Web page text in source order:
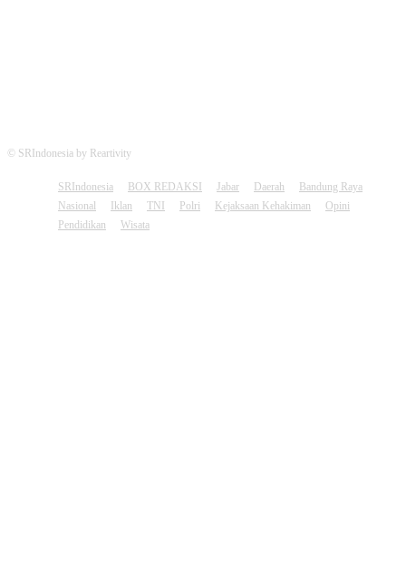
© SRIndonesia by Reartivity
SRIndonesia BOX REDAKSI Jabar Daerah
Bandung Raya
Nasional
Iklan TNI Polri Kejaksaan Kehakiman
Opini
Pendidikan
Wisata